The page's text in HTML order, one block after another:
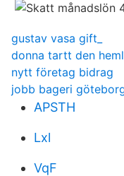
gustav vasa gift_
donna tartt den
nytt företag bidrag
jobb bageri
APSTH
Lxl
VqF